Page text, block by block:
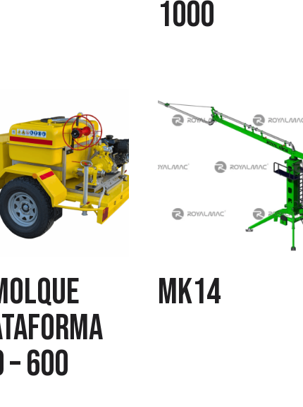
1000
– 600
MK14